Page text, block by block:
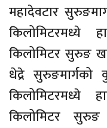
महादेवटार
किलोमिटर सुरुङ
धेद्रे
किलोमिटर